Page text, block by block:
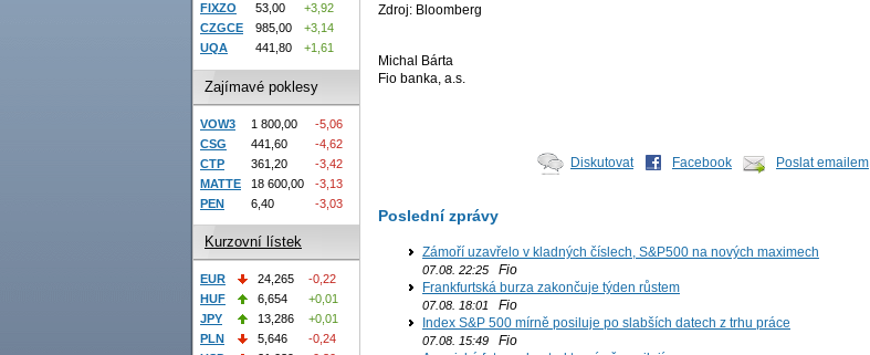
Zdroj: Bloomberg
Michal Bárta
Fio banka, a.s.
Diskutovat Facebook Poslat emailem
Poslední zprávy
Zámoří uzavřelo v kladných číslech, S&P500 na nových maximech
07.08. 22:25 Fio
Frankfurtská burza zakončuje týden růstem
07.08. 18:01
Fio
Index S&P 500 mírně posiluje po slabších datech z trhu práce
07.08. 15:49 Fio
FIXZO
53,00
+3,92
CZGCE
985,00
+3,14
UQA
441,80 +1,61
Zajímavé poklesy
VOW3 1 800,00
-5,06
CSG
441,60
-4,62
CTP
361,20
-3,42
MATTE
18 600,00
-3,13
PEN
6,40 -3,03
Kurzovní lístek
EUR 24,265
-0,22
HUF
6,654
+0,01
JPY
13,286
+0,01
PLN
5,646
-0,24